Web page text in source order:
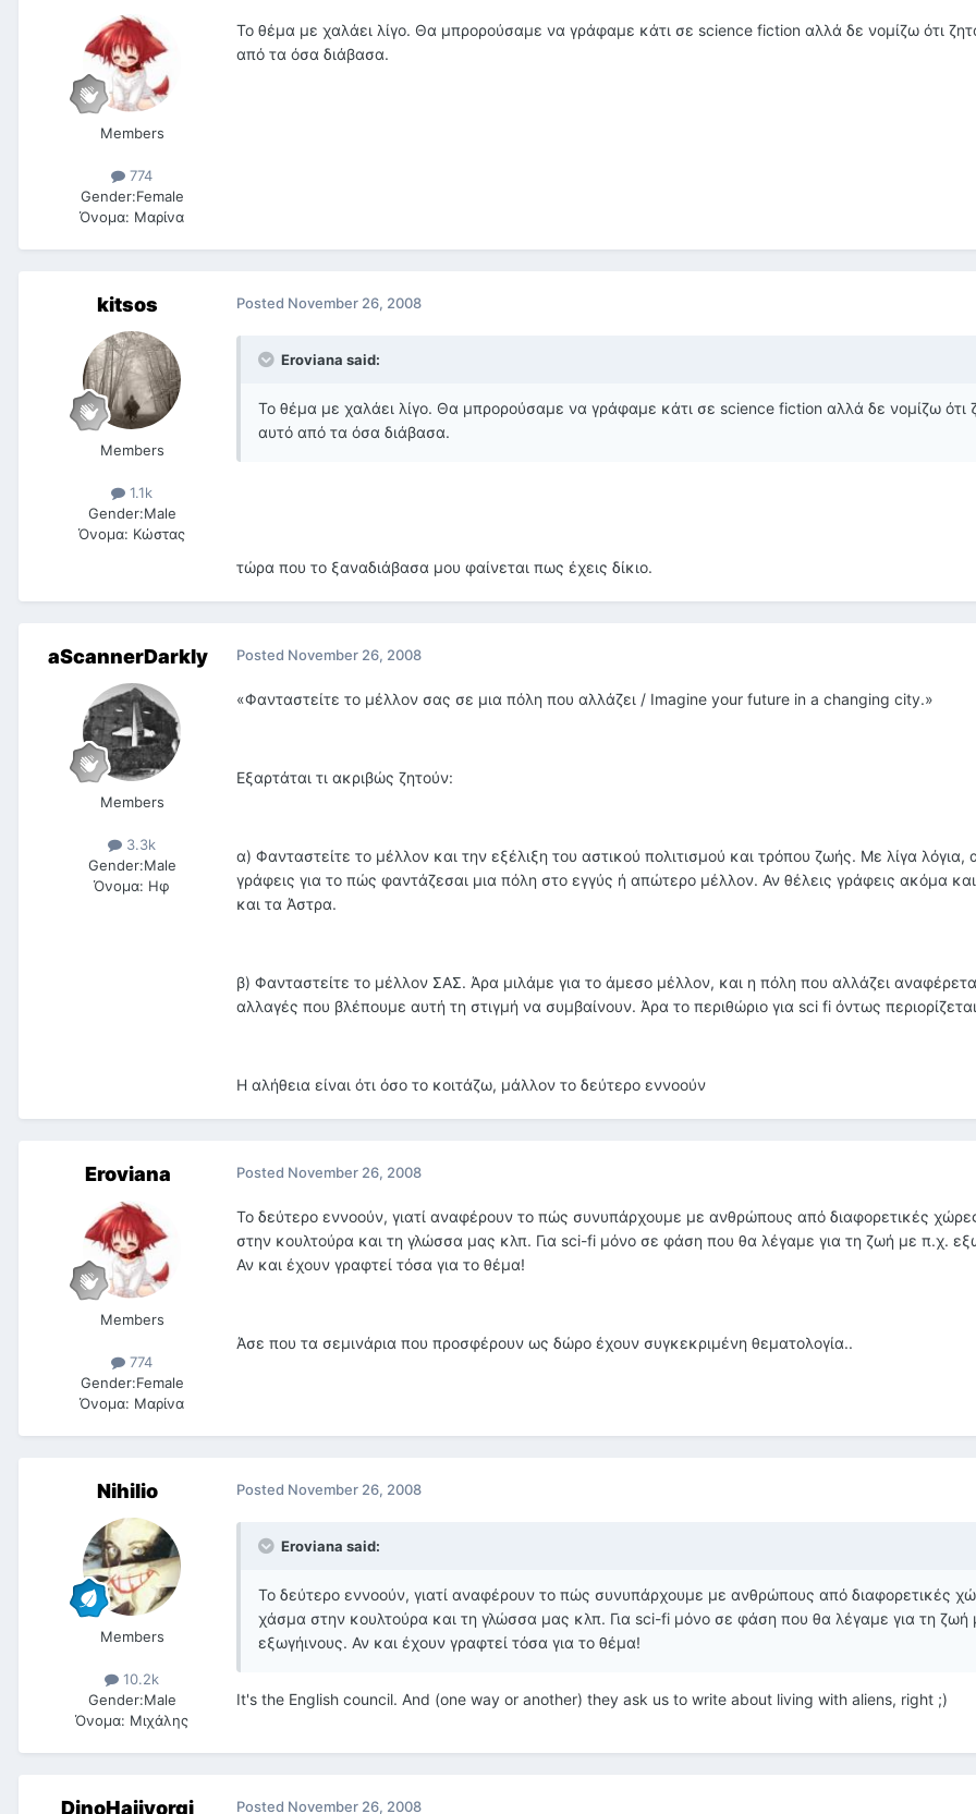
Members
774
Gender:Female
Όνομα: Μαρίνα
Το θέμα με χαλάει λίγο. Θα μπρορούσαμε να γράφαμε κάτι σε science fiction αλλά δε νομίζω ότι
από τα όσα διάβασα.
kitsos
Members
1.1k
Gender:Male
Όνομα: Κώστας
Posted November 26, 2008
Eroviana said:
Το θέμα με χαλάει λίγο. Θα μπρορούσαμε να γράφαμε κάτι σε science fiction αλλά δε νομίζω ότι
αυτό από τα όσα διάβασα.
τώρα που το ξαναδιάβασα μου φαίνεται πως έχεις δίκιο.
aScannerDarkly
Members
3.3k
Gender:Male
Όνομα: Ηφ
Posted November 26, 2008
«Φανταστείτε το μέλλον σας σε μια πόλη που αλλάζει / Imagine your future in a changing city.»
Εξαρτάται τι ακριβώς ζητούν:
α) Φανταστείτε το μέλλον και την εξέλιξη του αστικού πολιτισμού και τρόπου ζωής. Με λίγα λόγια,
γράφεις για το πώς φαντάζεσαι μια πόλη στο εγγύς ή απώτερο μέλλον. Αν θέλεις γράφεις ακόμα
και τα Άστρα.
β) Φανταστείτε το μέλλον ΣΑΣ. Άρα μιλάμε για το άμεσο μέλλον, και η πόλη που αλλάζει
αλλαγές που βλέπουμε αυτή τη στιγμή να συμβαίνουν. Άρα το περιθώριο για sci fi όντως
Η αλήθεια είναι ότι όσο το κοιτάζω, μάλλον το δεύτερο εννοούν
Eroviana
Members
774
Gender:Female
Όνομα: Μαρίνα
Posted November 26, 2008
Το δεύτερο εννοούν, γιατί αναφέρουν το πώς συνυπάρχουμε με ανθρώπους από διαφορετικές
στην κουλτούρα και τη γλώσσα μας κλπ. Για sci-fi μόνο σε φάση που θα λέγαμε για τη ζωή με π.χ.
Αν και έχουν γραφτεί τόσα για το θέμα!
Άσε που τα σεμινάρια που προσφέρουν ως δώρο έχουν συγκεκριμένη θεματολογία..
Nihilio
Members
10.2k
Gender:Male
Όνομα: Μιχάλης
Posted November 26, 2008
Eroviana said:
Το δεύτερο εννοούν, γιατί αναφέρουν το πώς συνυπάρχουμε με ανθρώπους από διαφορετικές
χάσμα στην κουλτούρα και τη γλώσσα μας κλπ. Για sci-fi μόνο σε φάση που θα λέγαμε για τη ζωή
εξωγήινους. Αν και έχουν γραφτεί τόσα για το θέμα!
It's the English council. And (one way or another) they ask us to write about living with aliens, right ;)
DinoHajiyorgi Posted November 26, 2008